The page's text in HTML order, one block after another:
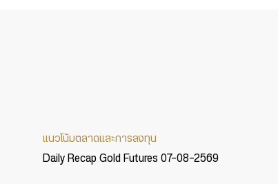
แนวโน้มตลาดและการลงทุน
Daily Recap Gold Futures 07-08-2569